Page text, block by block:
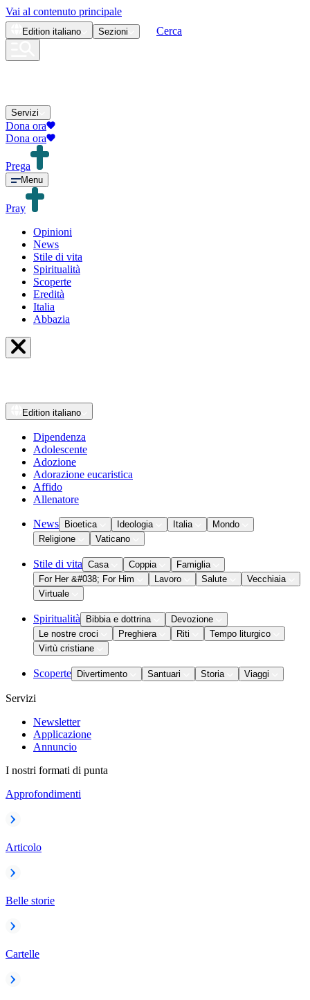
Vai al contenuto principale
Edition italiano Sezioni Cerca
Servizi
Dona ora
Dona ora
Prega
Menu
Pray
Opinioni
News
Stile di vita
Spiritualità
Scoperte
Eredità
Italia
Abbazia
Edition italiano
Dipendenza
Adolescente
Adozione
Adorazione eucaristica
Affido
Allenatore
News Bioetica Ideologia Italia
Mondo
Religione
Vaticano
Stile di vita Casa Coppia
Famiglia
For Her &#038; For Him
Lavoro Salute
Vecchiaia
Virtuale
Spiritualità Bibbia e dottrina
Devozione
Le nostre croci
Preghiera Riti
Tempo liturgico
Virtù cristiane
Scoperte Divertimento Santuari Storia Viaggi
Servizi
Newsletter
Applicazione
Annuncio
I nostri formati di punta
Approfondimenti
Articolo
Belle storie
Cartelle